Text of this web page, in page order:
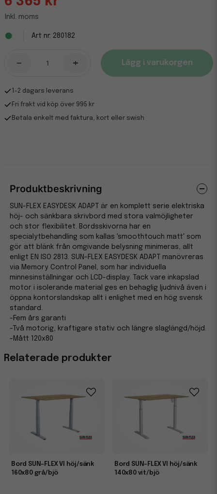
Inkl. moms
280182
- + Lägg i varukorgen
1-2 dagars leverans
Fri frakt vid köp över 995 kr
Betala enkelt med faktura, kort eller swish
Relaterade produkter
Bord SUN-FLEX VI höj/sänk
160x80 grå/bjö
Bord SUN-FLEX VI höj/sänk
140x80 vit/bjö
Produktbeskrivning
SUN-FLEX EASYDESK ADAPT är en komplett serie elektriska
höj- och sänkbara skrivbord med stora valmöjligheter
och stor flexibilitet. Bordsskivorna har en
specialytbehandling som kallas 'smoothtouch matt' som
gör att blänk från omgivande belysning minimeras, allt
enligt EN ISO 2813. SUN-FLEX EASYDESK ADAPT manövreras
via Memory Control Panel, som har individuella
minnesinställningar och LCD-display. Tack vare inkapslad
motor i isolerande material ges en behaglig ljudnivå även i
öppna kontorslandskap allt i enlighet med en hög svensk
standard.
-Fem års garanti
-Två motorig, kraftigare stativ och längre slaglängd/höjd.
-Mått 120x80